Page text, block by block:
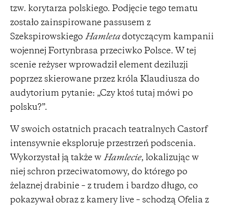
tzw. korytarza polskiego. Podjęcie tego tematu
zostało zainspirowane passusem z
Szekspirowskiego Hamletadotyczącym kampanii
wojennej Fortynbrasa przeciwko Polsce. W tej
scenie reżyser wprowadził element deziluzji
poprzez skierowane przez króla Klaudiusza do
audytorium pytanie: „Czy ktoś tutaj mówi po
polsku?”.
W swoich ostatnich pracach teatralnych Castorf
intensywnie eksploruje przestrzeń podscenia.
Wykorzystał ją także w Hamlecie, lokalizując w
niej schron przeciwatomowy, do którego po
żelaznej drabinie – z trudem i bardzo długo, co
pokazywał obraz z kamery live – schodzą Ofelia z